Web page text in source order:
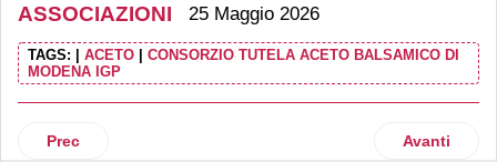
ASSOCIAZIONI 25 Maggio 2026
TAGS: | ACETO | CONSORZIO TUTELA ACETO BALSAMICO DI
MODENA IGP
Articolo precedente: Patata del Fucino Igp chiude la
Prec Articolo
Avanti